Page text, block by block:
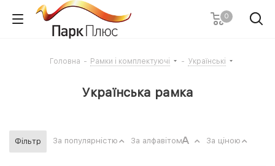
0
Головна - Рамки і комплектуючі - Українські
Українська рамка
Фільтр За популярністю За алфавітом За ціною